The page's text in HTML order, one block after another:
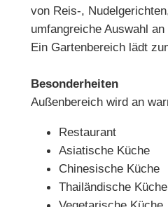
von Reis-,
umfangreiche Auswahl
Ein Gartenbereich lädt
Besonderheiten
Außenbereich wird an
Restaurant
Asiatische Küche
Chinesische Küche
Thailändische Küche